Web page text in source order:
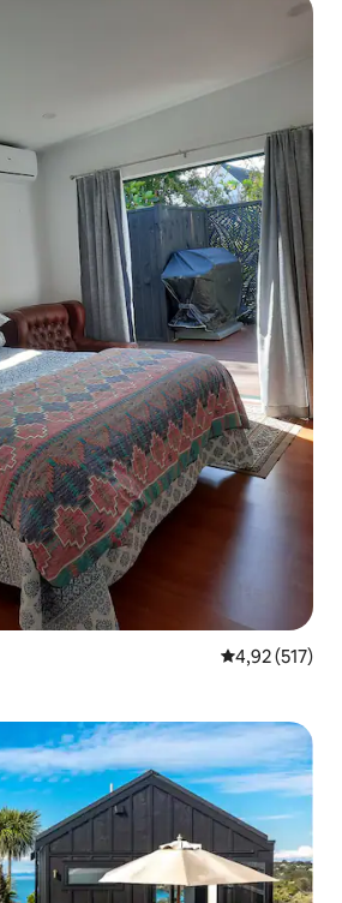
4,92 ud af 5 i
4,92 (517)